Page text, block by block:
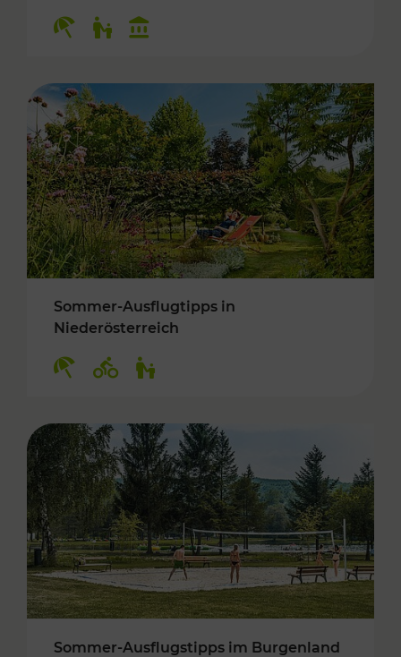
Sommer-Ausflugtipps in
Niederösterreich
Sommer-Ausflugstipps im Burgenland